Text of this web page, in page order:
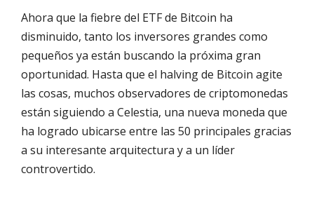
Ahora que la fiebre del ETF de Bitcoin ha
disminuido, tanto los inversores grandes como
pequeños ya están buscando la próxima gran
oportunidad. Hasta que el halving de Bitcoin agite
las cosas, muchos observadores de criptomonedas
están siguiendo a Celestia, una nueva moneda que
ha logrado ubicarse entre las 50 principales gracias
a su interesante arquitectura y a un líder
controvertido.